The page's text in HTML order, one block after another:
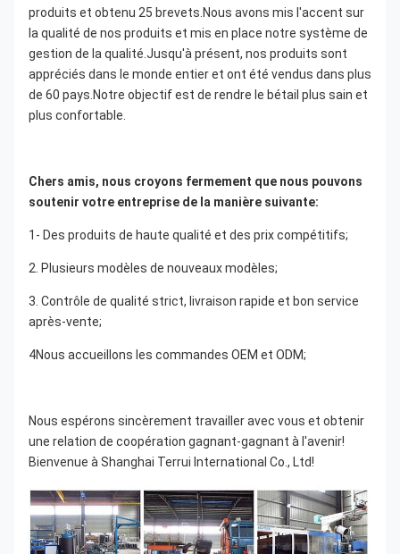
produits et obtenu 25 brevets.Nous avons mis l'accent sur
la qualité de nos produits et mis en place notre système de
gestion de la qualité.Jusqu'à présent, nos produits sont
appréciés dans le monde entier et ont été vendus dans plus
de 60 pays.Notre objectif est de rendre le bétail plus sain et
plus confortable.
Chers amis, nous croyons fermement que nous pouvons
soutenir votre entreprise de la manière suivante:
1- Des produits de haute qualité et des prix compétitifs;
2. Plusieurs modèles de nouveaux modèles;
3. Contrôle de qualité strict, livraison rapide et bon service
après-vente;
4Nous accueillons les commandes OEM et ODM;
Nous espérons sincèrement travailler avec vous et obtenir
une relation de coopération gagnant-gagnant à l'avenir!
Bienvenue à Shanghai Terrui International Co., Ltd!